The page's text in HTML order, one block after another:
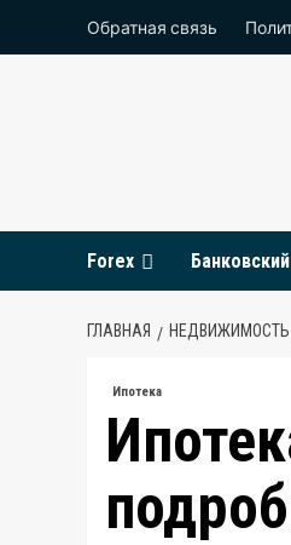
Обратная связь
Forex
ГЛАВНАЯ НЕДВИЖИМОСТЬ
Ипотека